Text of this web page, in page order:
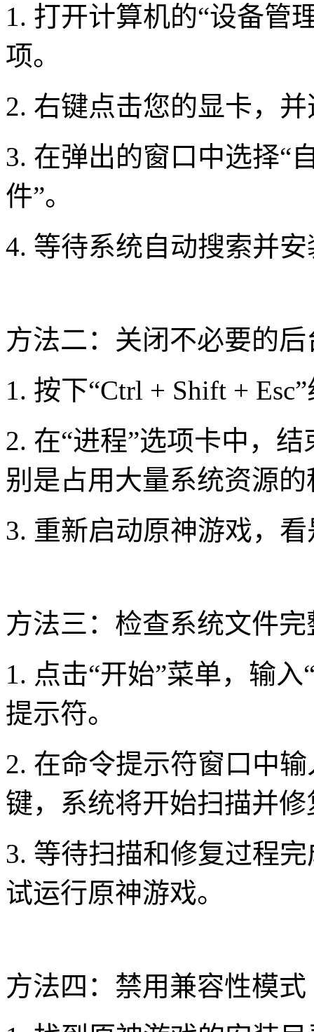
1. 打开计算机的“设备管
项。
2. 右键点击您的显卡，
3. 在弹出的窗口中选择“
件”。
4. 等待系统自动搜索并
方法二：关闭不必要的
1. 按下“Ctrl + Shift +
2. 在“进程”选项卡中，
别是占用大量系统资源
3. 重新启动原神游戏，
方法三：检查系统文件
1. 点击“开始”菜单，输
提示符。
2. 在命令提示符窗口中输
键，系统将开始扫描并
3. 等待扫描和修复过程
试运行原神游戏。
方法四：禁用兼容性模式